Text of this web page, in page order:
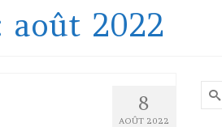
août 2022
8
AOÛT 2022